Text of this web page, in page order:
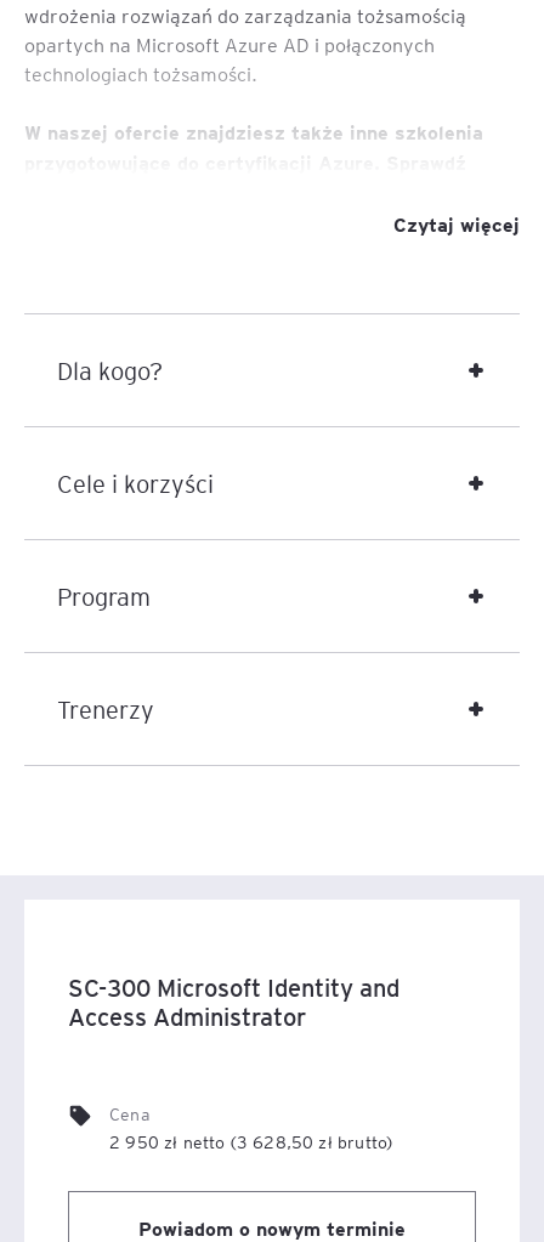
wdrożenia rozwiązań do zarządzania tożsamością
opartych na Microsoft Azure AD i połączonych
technologiach tożsamości.
W naszej ofercie znajdziesz także inne szkolenia
AZ-500 Microsoft Azure Security Technologies
Identity Fundamentals
Czytaj więcej
Dla kogo?
Cele i korzyści
Program
Trenerzy
SC-300 Microsoft Identity and
Access Administrator
Cena
2 950 zł netto (3 628,50 zł brutto)
Powiadom o nowym terminie